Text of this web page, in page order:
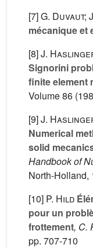
[7]G. Duvaut;
mécanique et
[8]J.
Signorini
finite element
Volume 86
[9]J.
Numerical
solid
Handbook of
North-Holland,
[10] P. Hild
pour un
frottement, C.
pp. 707-710